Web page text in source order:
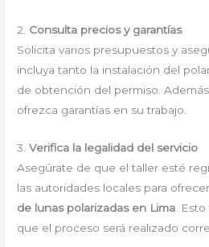
2. Consulta precios y garantías
Solicita varios presupuestos y
incluya tanto la instalación del
de obtención del permiso.
ofrezca garantías en su trabajo.
3.Verifica la legalidad del servicio
Asegúrate de que el taller esté
las autoridades locales para
de lunas polarizadas en Lima .
que el proceso será realizado